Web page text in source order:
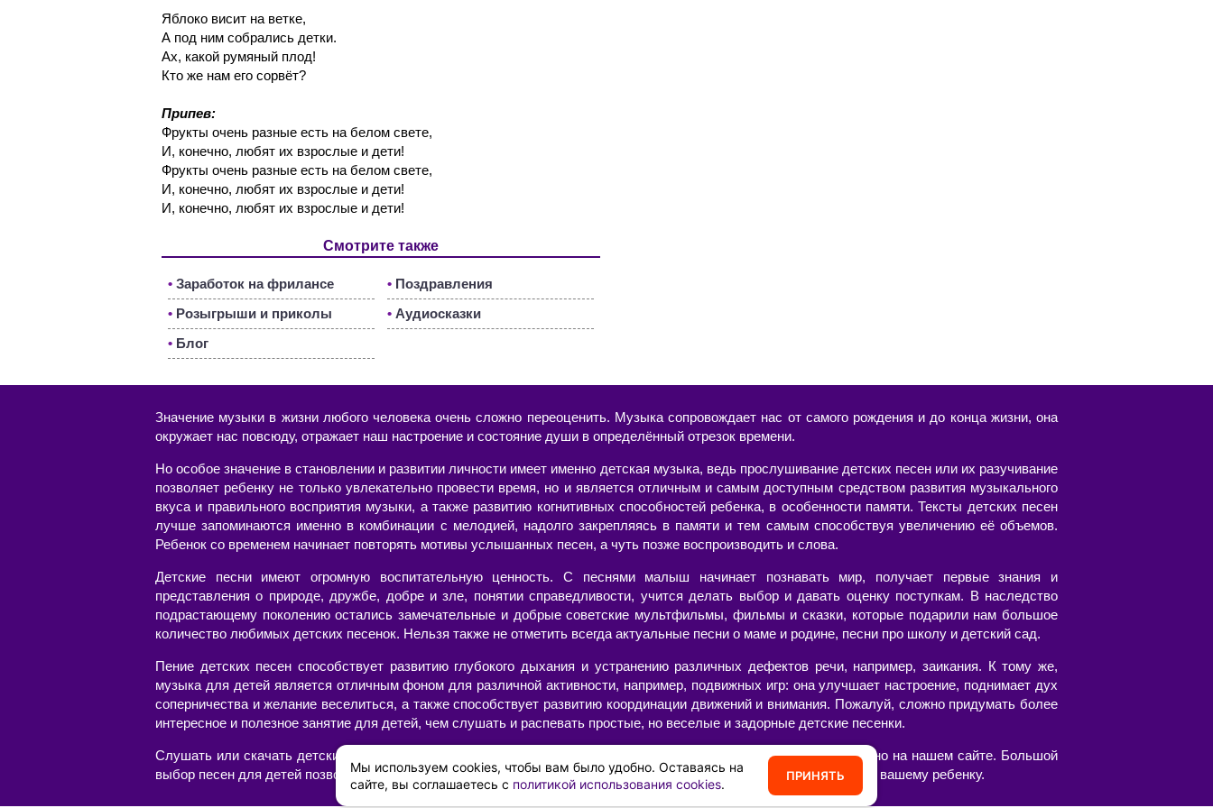
Яблоко висит на ветке,
А под ним собрались детки.
Ах, какой румяный плод!
Кто же нам его сорвёт?
Припев:
Фрукты очень разные есть на белом свете,
И, конечно, любят их взрослые и дети!
Фрукты очень разные есть на белом свете,
И, конечно, любят их взрослые и дети!
И, конечно, любят их взрослые и дети!
Смотрите также
• Заработок на фрилансе • Поздравления
• Розыгрыши и приколы • Аудиосказки
• Блог
Значение музыки в жизни любого человека очень сложно переоценить. Музыка сопровождает нас от самого рождения и до конца жизни, она
окружает нас повсюду, отражает наш настроение и состояние души в определённый отрезок времени.
Но особое значение в становлении и развитии личности имеет именно детская музыка, ведь прослушивание детских песен или их разучивание
позволяет ребенку не только увлекательно провести время, но и является отличным и самым доступным средством развития музыкального
вкуса и правильного восприятия музыки, а также развитию когнитивных способностей ребенка, в особенности памяти. Тексты детских песен
лучше запоминаются именно в комбинации с мелодией, надолго закрепляясь в памяти и тем самым способствуя увеличению её объемов.
Ребенок со временем начинает повторять мотивы услышанных песен, а чуть позже воспроизводить и слова.
Детские песни имеют огромную воспитательную ценность. С песнями малыш начинает познавать мир, получает первые знания и
представления о природе, дружбе, добре и зле, понятии справедливости, учится делать выбор и давать оценку поступкам. В наследство
подрастающему поколению остались замечательные и добрые советские мультфильмы, фильмы и сказки, которые подарили нам большое
количество любимых детских песенок. Нельзя также не отметить всегда актуальные песни о маме и родине, песни про школу и детский сад.
Пение детских песен способствует развитию глубокого дыхания и устранению различных дефектов речи, например, заикания. К тому же,
музыка для детей является отличным фоном для различной активности, например, подвижных игр: она улучшает настроение, поднимает дух
соперничества и желание веселиться, а также способствует развитию координации движений и внимания. Пожалуй, сложно придумать более
интересное и полезное занятие для детей, чем слушать и распевать простые, но веселые и задорные детские песенки.
Слушать или скачать детские песни с текстами и минусами, современные или старые, в хорошем качестве можно на нашем сайте. Большой
выбор песен для детей позволит составить свой собственный сборник из тех композиций, которые нравятся вам и вашему ребенку.
Мы используем cookies, чтобы вам было удобно. Оставаясь на
сайте, вы соглашаетесь с политикой использования cookies.
ПРИНЯТЬ